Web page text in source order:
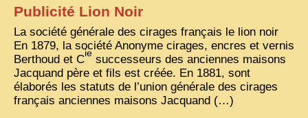
1908, RÉVOLTE
ANNAM CENTRE
COCHINCHINE
LES ETHNIES
LAOS
Publicité Lion Noir
La société générale des cirages français le lion noir
En 1879, la société Anonyme cirages, encres et vernis
Berthoud et Cie successeurs des anciennes maisons
Jacquand père et fils est créée. En 1881, sont
élaborés les statuts de l’union générale des cirages
français anciennes maisons Jacquand (…)